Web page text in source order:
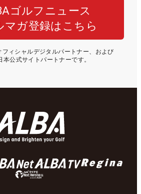
ゴルフニュース
マガ登録はこちら
フィシャルデジタルパートナー、および
本公式サイトパートナーです。